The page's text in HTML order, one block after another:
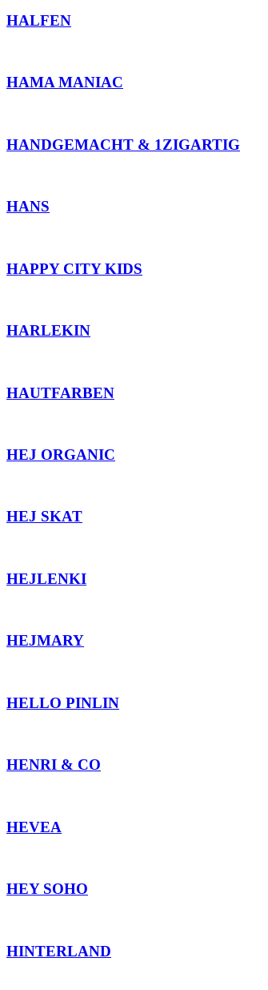
HALFEN
HAMA MANIAC
HANDGEMACHT & 1ZIGARTIG
HANS
HAPPY CITY KIDS
HARLEKIN
HAUTFARBEN
HEJ ORGANIC
HEJ SKAT
HEJLENKI
HEJMARY
HELLO PINLIN
HENRI & CO
HEVEA
HEY SOHO
HINTERLAND